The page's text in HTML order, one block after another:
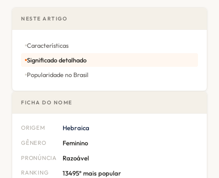
NESTE ARTIGO
Características
Significado detalhado
Popularidade no Brasil
FICHA DO NOME
ORIGEM Hebraica
GÊNERO Feminino
PRONÚNCIA Razoável
RANKING 13495º mais popular